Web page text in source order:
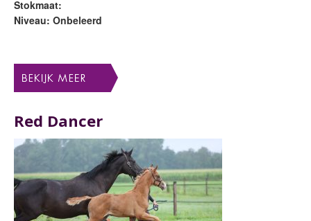
Stokmaat:
Niveau: Onbeleerd
Red Dancer